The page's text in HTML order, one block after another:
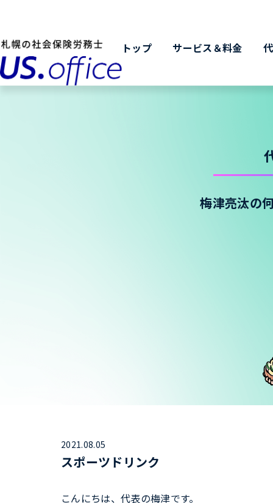
トップ サービス＆料金
梅津亮汰の
2021.08.05
スポーツドリンク
こんにちは、代表の梅津です。